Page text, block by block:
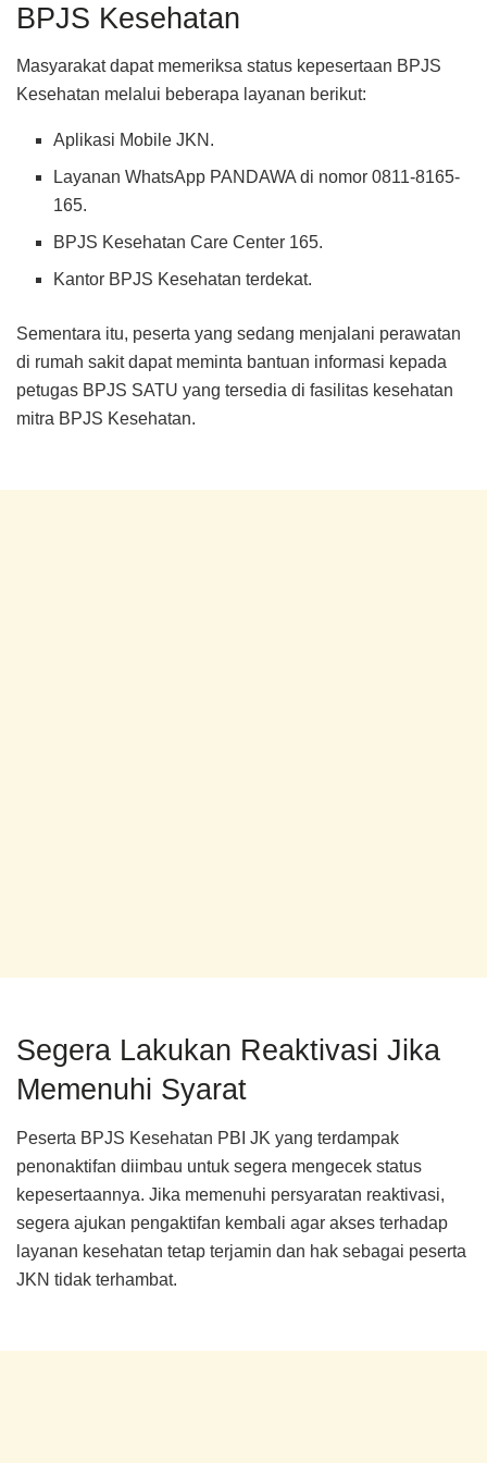
BPJS Kesehatan
Masyarakat dapat memeriksa status kepesertaan BPJS
Kesehatan melalui beberapa layanan berikut:
Aplikasi Mobile JKN.
Layanan WhatsApp PANDAWA di nomor 0811-8165-
165.
BPJS Kesehatan Care Center 165.
Kantor BPJS Kesehatan terdekat.
Sementara itu, peserta yang sedang menjalani perawatan
di rumah sakit dapat meminta bantuan informasi kepada
petugas BPJS SATU yang tersedia di fasilitas kesehatan
mitra BPJS Kesehatan.
Segera Lakukan Reaktivasi Jika
Memenuhi Syarat
Peserta BPJS Kesehatan PBI JK yang terdampak
penonaktifan diimbau untuk segera mengecek status
kepesertaannya. Jika memenuhi persyaratan reaktivasi,
segera ajukan pengaktifan kembali agar akses terhadap
layanan kesehatan tetap terjamin dan hak sebagai peserta
JKN tidak terhambat.